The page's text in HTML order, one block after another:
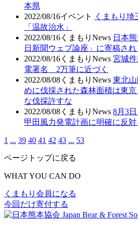
本県
2022/08/16イベント
くまもり埼
「温故治水」
2022/08/16 くまもりNews 日本
日新聞ウェブ論座」に寄稿され
2022/08/16 くまもりNews 宮城
電署名 2万筆に近づく
2022/08/08 くまもりNews 東北
めに伐採された森林面積は東
な伐採許すな
2022/08/08 くまもりNews 8月3
甲田風力発電計画に明確に反対
1 ... 39 40 41 42 43 ... 53
ページトップに戻る
WHAT YOU CAN DO
くまもり会員になる
今回だけ寄付する